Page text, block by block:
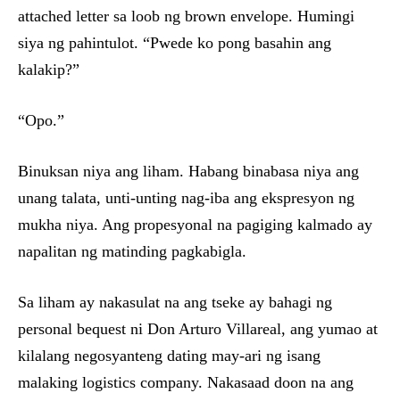
attached letter sa loob ng brown envelope. Humingi
siya ng pahintulot. “Pwede ko pong basahin ang
kalakip?”
“Opo.”
Binuksan niya ang liham. Habang binabasa niya ang
unang talata, unti-unting nag-iba ang ekspresyon ng
mukha niya. Ang propesyonal na pagiging kalmado ay
napalitan ng matinding pagkabigla.
Sa liham ay nakasulat na ang tseke ay bahagi ng
personal bequest ni Don Arturo Villareal, ang yumao at
kilalang negosyanteng dating may-ari ng isang
malaking logistics company. Nakasaad doon na ang